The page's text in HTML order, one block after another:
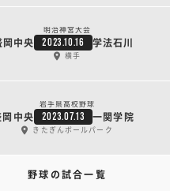
明治神宮大会
岡中央 2023.10.16 学法石川
横手
岩手県高校野球
岡中央 2023.07.13 一関学院
きたぎんボールパーク
野球の試合一覧